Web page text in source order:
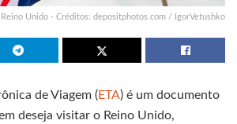
Reino Unido - Créditos: depositphotos.com / IgorVetushko
de Viagem (ETA) é um documento
deseja visitar o Reino Unido,